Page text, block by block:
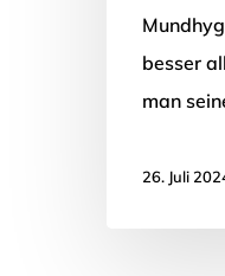
besser
man
26. Juli